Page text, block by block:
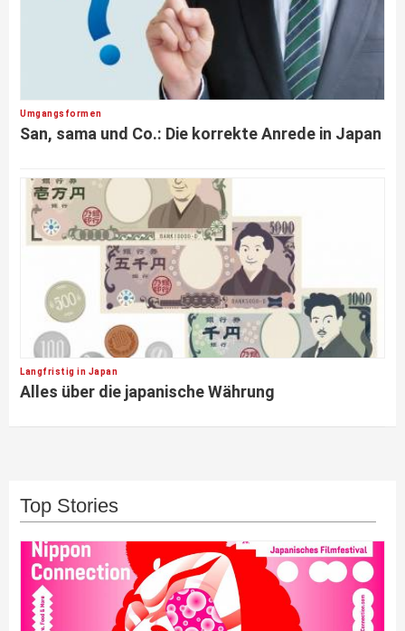
Umgangsformen
San, sama und Co.: Die korrekte Anrede in Japan
Langfristig in Japan
Alles über die japanische Währung
Top Stories